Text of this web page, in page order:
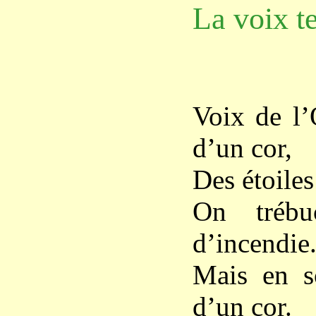
La voix
Voix de
d’un cor,
Des
On
Mais en
d’un cor.